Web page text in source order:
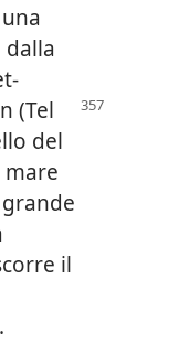
dalla
(Tel
del
mare
il